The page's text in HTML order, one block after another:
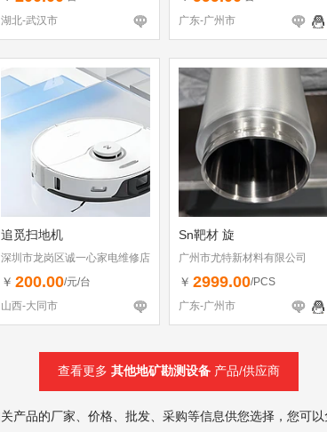
湖北-武汉市
广东-广州市
追觅扫地机
深圳市龙岗区诚一心家电维修店
（个体工商户）
￥ 200.00/元/台
山西-大同市
Sn靶材 旋
广州市尤特新材料有限公司
￥ 2999.00/PCS
广东-广州市
查看更多 其他地矿勘测设备 产品/供应商
产品的厂家、价格、批发、采购等信息供您选择，您可